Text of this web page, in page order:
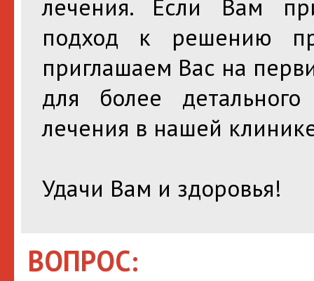
лечения. Если Вам
подход к решению
приглашаем Вас на
для более
лечения в нашей
Удачи Вам и здоровья!
ВОПРОС: